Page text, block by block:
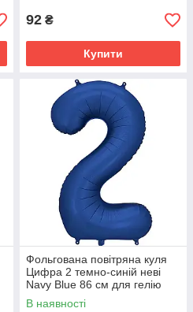
92 ₴
Купити
Фольгована повітряна куля
Цифра 2 темно-синій неві
Navy Blue 86 см для гелію
або повітря
В наявності